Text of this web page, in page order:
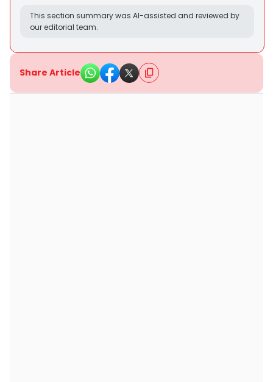
This section summary was AI-assisted and reviewed by
our editorial team.
Share Article